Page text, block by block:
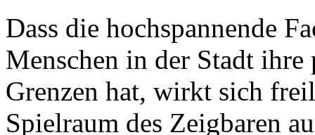
Dass die hochspannende
Menschen in der Stadt
Grenzen hat, wirkt sich
Spielraum des Zeigbaren